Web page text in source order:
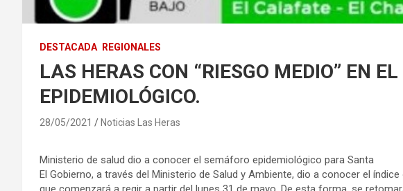
DESTACADA REGIONALES
LAS HERAS CON “RIESGO MEDIO” EN
EPIDEMIOLÓGICO.
28/05/2021 Noticias Las Heras
Ministerio de salud dio a conocer el semáforo epidemiológico para Santa
El Gobierno, a través del Ministerio de Salud y Ambiente, dio a conocer el